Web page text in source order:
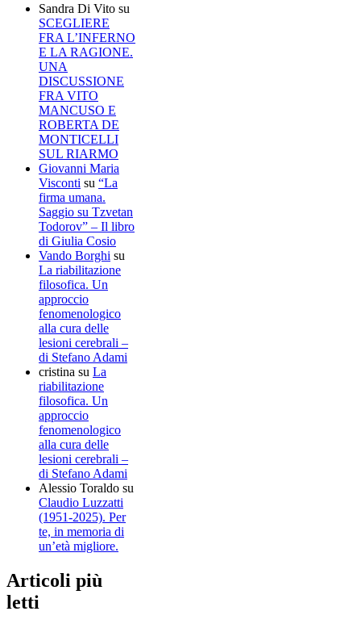
Sandra Di Vito su
SCEGLIERE
FRA L’INFERNO
E LA RAGIONE.
UNA
DISCUSSIONE
FRA VITO
MANCUSO E
ROBERTA DE
MONTICELLI
SUL RIARMO
Giovanni Maria
Visconti su “La
firma umana.
Saggio su Tzvetan
Todorov” – Il libro
di Giulia Cosio
Vando Borghi su
La riabilitazione
filosofica. Un
approccio
fenomenologico
alla cura delle
lesioni cerebrali –
di Stefano Adami
cristina su La
riabilitazione
filosofica. Un
approccio
fenomenologico
alla cura delle
lesioni cerebrali –
di Stefano Adami
Alessio Toraldo su
Claudio Luzzatti
(1951-2025). Per
te, in memoria di
un’età migliore.
Articoli più
letti